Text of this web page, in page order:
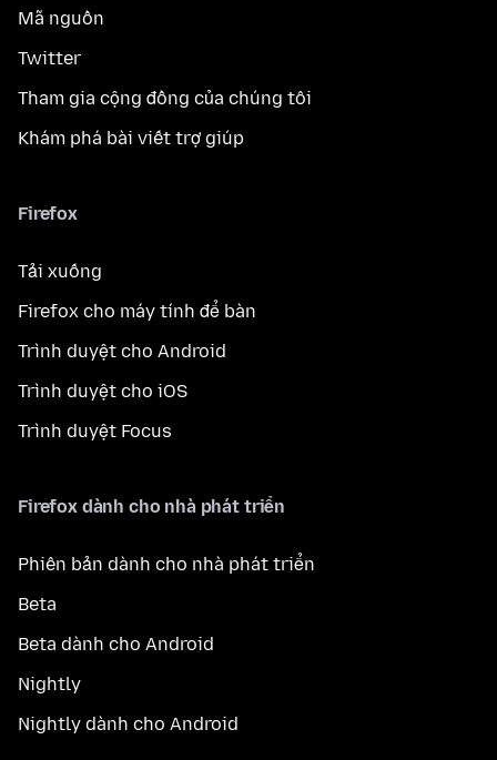
Mã nguồn
Twitter
Tham gia cộng đồng của chúng tôi
Khám phá bài viết trợ giúp
Firefox
Tải xuống
Firefox cho máy tính để bàn
Trình duyệt cho Android
Trình duyệt cho iOS
Trình duyệt Focus
Firefox dành cho nhà phát triển
Phiên bản dành cho nhà phát triển
Beta
Beta dành cho Android
Nightly
Nightly dành cho Android